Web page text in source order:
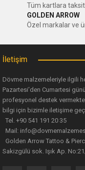
Zahra Shiyasi | 07/04/
Yorum Yaz
Ürün resmi
Ürün
Tüm kartlara taksit
GOLDEN ARROW
Özel markalar ve
İletişim
Dövme malzemeleriyle ilgili
Pazartesi’den Cumartesi
profesyonel destek
bilgi için bizimle iletişime
Tel. +90 541 191 20 35
Mail:
Golden Arrow Tattoo &
Sakizgülü sok. Işık Ap.